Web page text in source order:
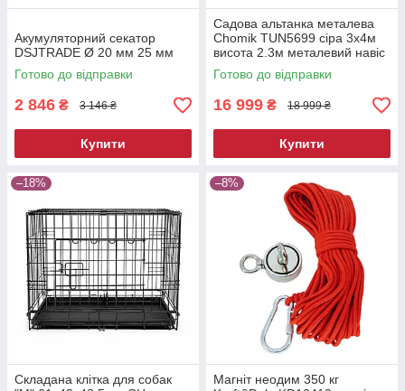
Акумуляторний секатор
DSJTRADE Ø 20 мм 25 мм
Готово до відправки
2 846 ₴ 3 146 ₴
Купити
Садова альтанка металева
Chomik TUN5699 сіра 3х4м
висота 2.3м металевий навіс
від сонця
Готово до відправки
16 999 ₴ 18 999 ₴
Купити
–18%
Складана клітка для собак
–8%
Магніт неодим 350 кг